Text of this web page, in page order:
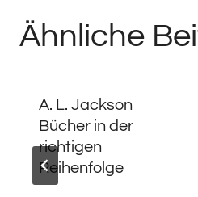
Ähnliche
A. L. Jackson
Bücher in der
richtigen
Reihenfolge